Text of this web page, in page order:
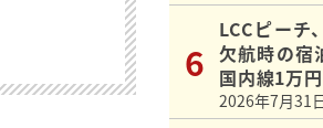
LCCピーチ
欠航時の宿
国内線1万
2026年7月31